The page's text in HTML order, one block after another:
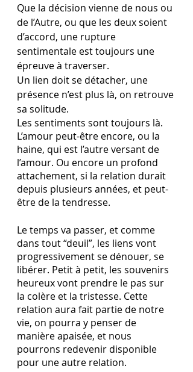
Que la décision vienne de nous ou
de l’Autre, ou que les deux soient
d’accord, une rupture
sentimentale est toujours une
épreuve à traverser.
Un lien doit se détacher, une
présence n’est plus là, on retrouve
sa solitude.
Les sentiments sont toujours là.
L’amour peut-être encore, ou la
haine, qui est l’autre versant de
l’amour. Ou encore un profond
attachement, si la relation durait
depuis plusieurs années, et peut-
être de la tendresse.
Le temps va passer, et comme
dans tout “deuil”, les liens vont
progressivement se dénouer, se
libérer. Petit à petit, les souvenirs
heureux vont prendre le pas sur
la colère et la tristesse. Cette
relation aura fait partie de notre
vie, on pourra y penser de
manière apaisée, et nous
pourrons redevenir disponible
pour une autre relation.